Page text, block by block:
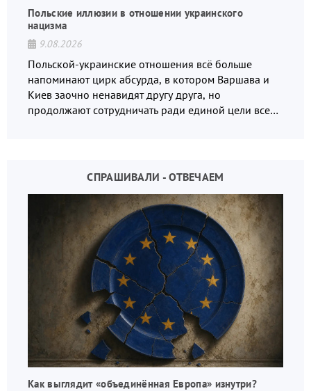
Польские иллюзии в отношении украинского
нацизма
9.08.2026
Польской-украинские отношения всё больше
напоминают цирк абсурда, в котором Варшава и
Киев заочно ненавидят другу друга, но
продолжают сотрудничать ради единой цели всех
СПРАШИВАЛИ - ОТВЕЧАЕМ
Как выглядит «объединённая Европа» изнутри?